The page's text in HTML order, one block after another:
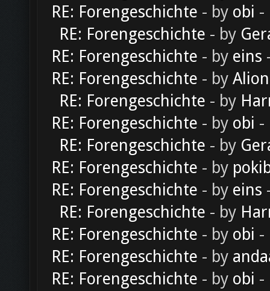
RE: Forengeschichte - by obi -
RE: Forengeschichte - by
RE: Forengeschichte - by eins
RE: Forengeschichte - by Alion
RE: Forengeschichte - by
RE: Forengeschichte - by obi -
RE: Forengeschichte - by
RE: Forengeschichte - by
RE: Forengeschichte - by eins
RE: Forengeschichte - by
RE: Forengeschichte - by obi -
RE: Forengeschichte - by
RE: Forengeschichte - by obi -